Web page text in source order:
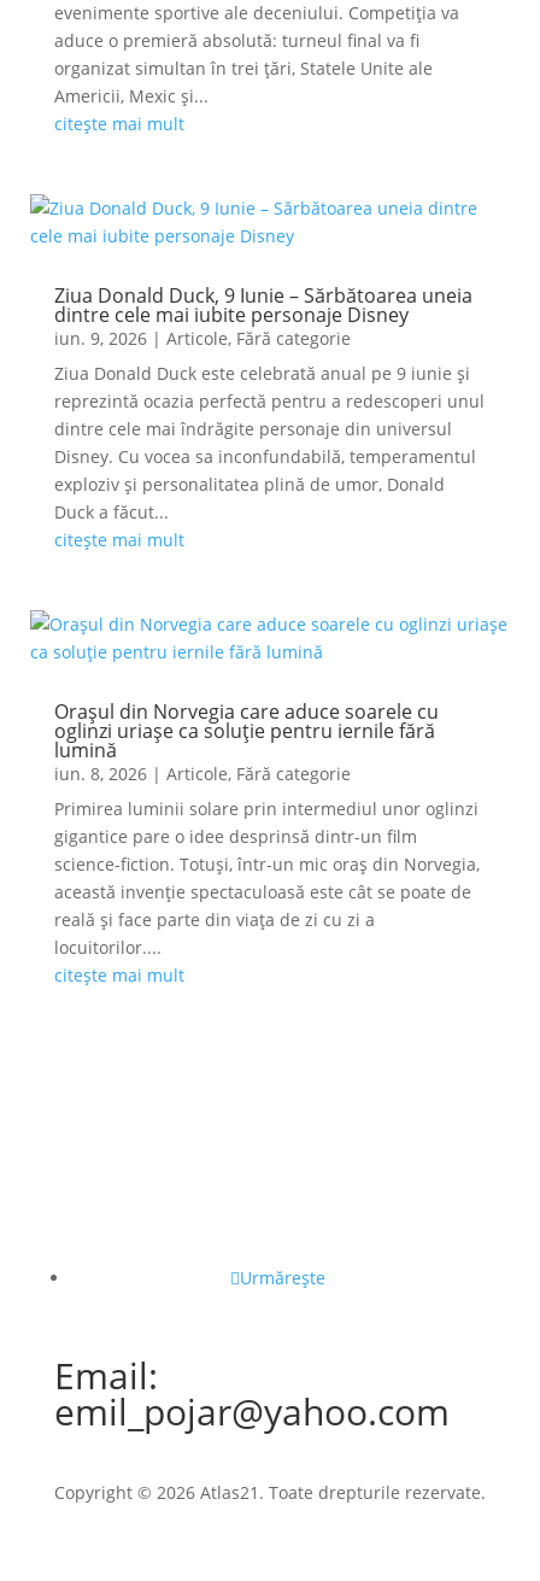
evenimente sportive ale deceniului. Competiția va
aduce o premieră absolută: turneul final va fi
organizat simultan în trei țări, Statele Unite ale
Americii, Mexic și...
citește mai mult
Ziua Donald Duck, 9 Iunie – Sărbătoarea uneia
dintre cele mai iubite personaje Disney
iun. 9, 2026| Articole, Fără categorie
Ziua Donald Duck este celebrată anual pe 9 iunie și
reprezintă ocazia perfectă pentru a redescoperi unul
dintre cele mai îndrăgite personaje din universul
Disney. Cu vocea sa inconfundabilă, temperamentul
exploziv și personalitatea plină de umor, Donald
Duck a făcut...
citește mai mult
Orașul din Norvegia care aduce soarele cu
oglinzi uriașe ca soluție pentru iernile fără
lumină
iun. 8, 2026| Articole, Fără categorie
Primirea luminii solare prin intermediul unor oglinzi
gigantice pare o idee desprinsă dintr-un film
science-fiction. Totuși, într-un mic oraș din Norvegia,
această invenție spectaculoasă este cât se poate de
reală și face parte din viața de zi cu zi a
locuitorilor....
citește mai mult
Urmărește
Email:
emil_pojar@yahoo.com
Copyright © 2026 Atlas21. Toate drepturile rezervate.